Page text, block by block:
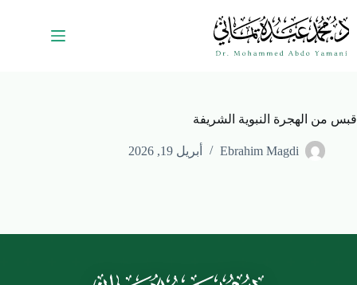
قبس من الهجرة النبوية الشريفة
Ebrahim Magdi أبريل 19, 2026